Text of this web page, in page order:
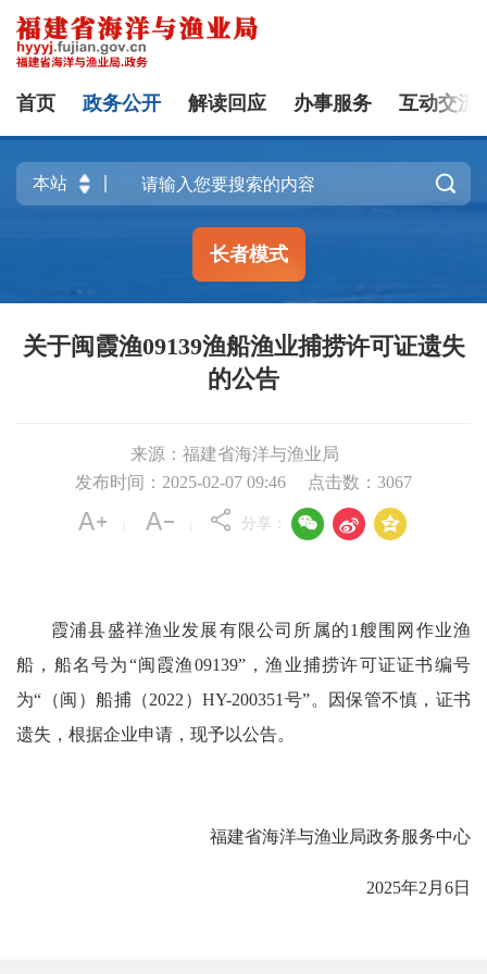
首页 政务公开 解读回应 办事服务 互动交流

长者模式
关于闽霞渔09139渔船渔业捕捞许可证遗失
的公告
来源：福建省海洋与渔业局
发布时间：2025-02-07 09:46
点击数： 3067
分享：   
霞浦县盛祥渔业发展有限公司所属的1艘围网作业渔
船，船名号为“闽霞渔09139”，渔业捕捞许可证证书编号
为“（闽）船捕（2022）HY-200351号”。因保管不慎，证书
遗失，根据企业申请，现予以公告。
福建省海洋与渔业局政务服务中心
2025年2月6日